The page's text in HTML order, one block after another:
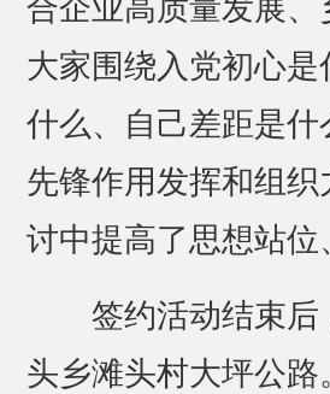
合企业高质量发展
大家围绕入党初心
什么、自己差距是
先锋作用发挥和组
讨中提高了思想站
签约活动结束后
头乡滩头村大坪公